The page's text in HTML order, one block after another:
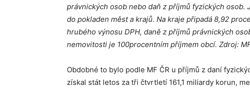
právnických osob nebo daň z příjmů fyzických
do pokladen měst a krajů. Na kraje připadá 8,92
hrubého výnosu DPH, daně z příjmů právnických
nemovitosti je 100procentním příjmem obcí. Zdroj:
Obdobné to bylo podle MF ČR u příjmů z daní
získal stát letos za tři čtvrtletí 161,1 miliardy korun,